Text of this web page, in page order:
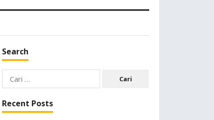
Search
Cari
untuk:
Recent Posts